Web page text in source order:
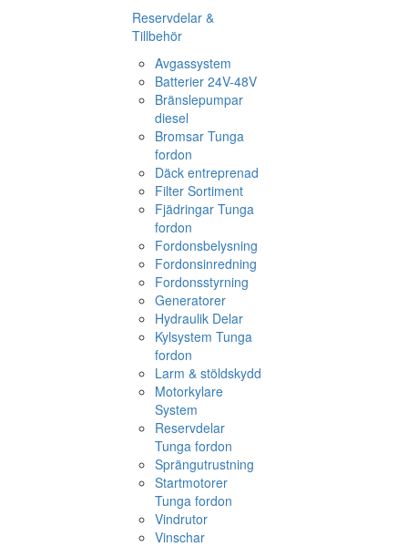
Reservdelar &
Tillbehör
Avgassystem
Batterier 24V-48V
Bränslepumpar
diesel
Bromsar Tunga
fordon
Däck entreprenad
Filter Sortiment
Fjädringar Tunga
fordon
Fordonsbelysning
Fordonsinredning
Fordonsstyrning
Generatorer
Hydraulik Delar
Kylsystem Tunga
fordon
Larm & stöldskydd
Motorkylare
System
Reservdelar
Tunga fordon
Sprängutrustning
Startmotorer
Tunga fordon
Vindrutor
Vinschar